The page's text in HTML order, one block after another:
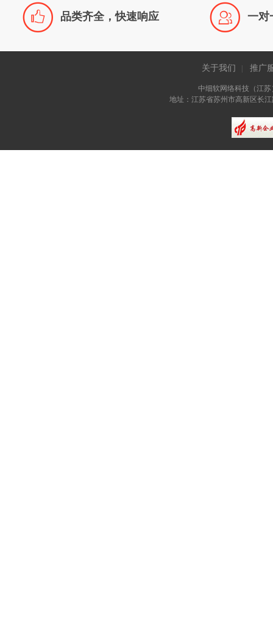
 品类齐全，快速响应  一对
关于我们 推广
中细软网络科技（江
地址：江苏省苏州市高新区长